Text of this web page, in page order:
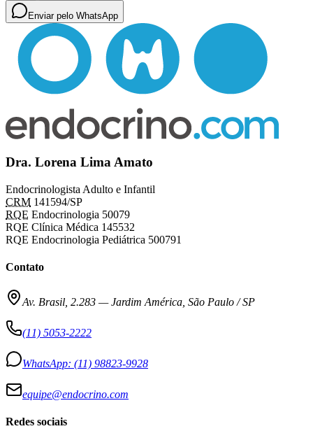
Enviar pelo WhatsApp
Dra. Lorena Lima Amato
Endocrinologista Adulto e Infantil
CRM 141594/SP
RQE Endocrinologia 50079
RQE Clínica Médica 145532
RQE Endocrinologia Pediátrica 500791
Contato
Av. Brasil, 2.283 —Jardim América, São Paulo / SP
(11) 5053-2222
WhatsApp: (11) 98823-9928
equipe@endocrino.com
Redes sociais